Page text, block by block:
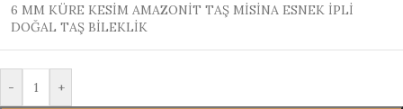
6 MM KÜRE KESİM AMAZONİT TAŞ MİSİNA ESNEK İPLİ
DOĞAL TAŞ BİLEKLİK
- +